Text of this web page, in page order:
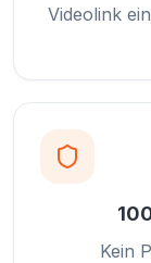
Videolink
Kein